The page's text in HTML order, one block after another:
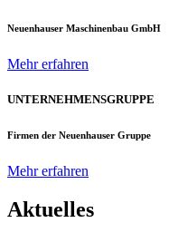
Neuenhauser Maschinenbau GmbH
Mehr erfahren
UNTERNEHMENSGRUPPE
Firmen der Neuenhauser Gruppe
Mehr erfahren
Aktuelles